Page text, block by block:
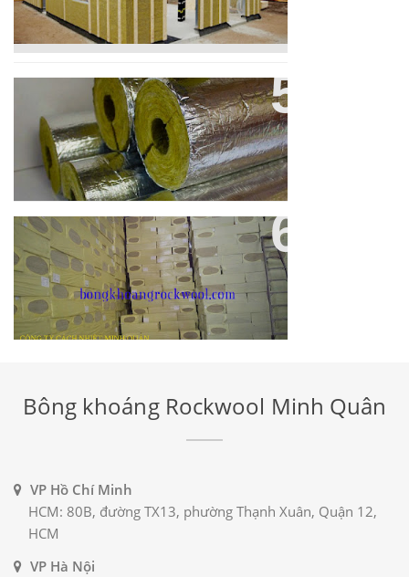
Bông Sợi Khoáng Rockwool
Dạng Ống Cách Nhiệt Cách Âm
Vật Liệu Cách Nhiệt Cách Âm
Bông Sợi Khoáng Rockwool
Bông khoáng Rockwool Minh Quân
VP Hồ Chí Minh
HCM: 80B, đường TX13, phường Thạnh Xuân, Quận 12,
HCM
VP Hà Nội